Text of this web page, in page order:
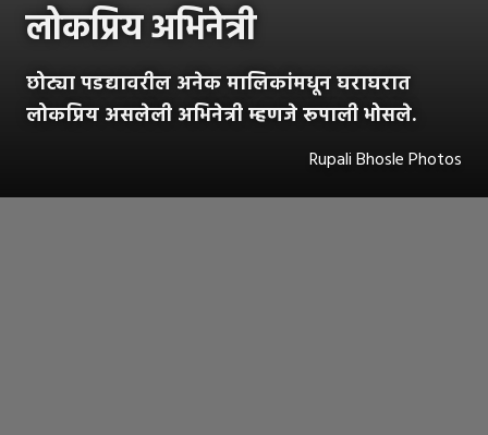
लोकप्रिय अभिनेत्री
छोट्या पडद्यावरील अनेक मालिकांमधून घराघरात
लोकप्रिय असलेली अभिनेत्री म्हणजे रूपाली भोसले.
Rupali Bhosle Photos